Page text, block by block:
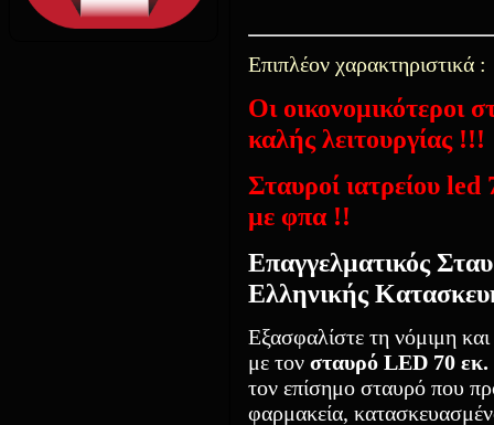
Επιπλέον χαρακτηριστικά :
Οι οικονομικότεροι
καλής λειτουργίας !!!
Σταυροί ιατρείου
με φπα !!
Επαγγελματικός
Ελληνικής
Εξασφαλίστε τη νόμιμη
με τον σταυρό LED 70 εκ.
τον επίσημο σταυρό που
φαρμακεία,